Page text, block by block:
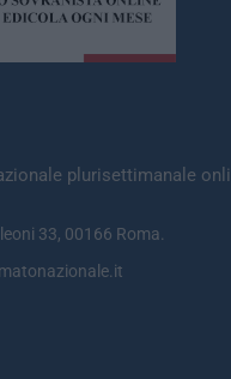
plurisettimanale
33, 00166 Roma.